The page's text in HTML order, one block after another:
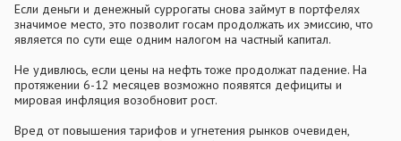
Если деньги и денежный суррогаты снова займут в портфелях
значимое место, это позволит госам продолжать их эмиссию, что
является по сути еще одним налогом на частный капитал.
Не удивлюсь, если цены на нефть тоже продолжат падение. На
протяжении 6-12 месяцев возможно появятся дефициты и
мировая инфляция возобновит рост.
Вред от повышения тарифов и угнетения рынков очевиден,